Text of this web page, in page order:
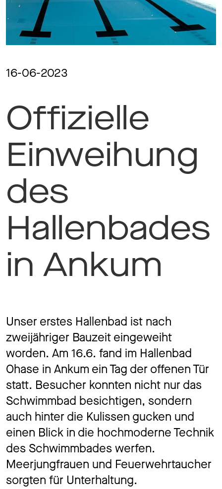
Magazine
Awards
Soziales
Themen
Jobs
Datenschutz Impressum
16-06-2023
Offizielle
Einweihung
des
Hallenbades
in Ankum
Unser erstes Hallenbad ist nach
zweijähriger Bauzeit eingeweiht
worden. Am 16.6. fand im Hallenbad
Ohase in Ankum ein Tag der offenen Tür
statt. Besucher konnten nicht nur das
Schwimmbad besichtigen, sondern
auch hinter die Kulissen gucken und
einen Blick in die hochmoderne Technik
des Schwimmbades werfen.
Meerjungfrauen und Feuerwehrtaucher
sorgten für Unterhaltung.